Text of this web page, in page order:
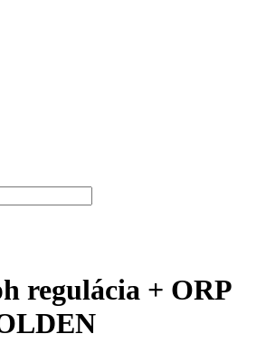
regulácia + ORP